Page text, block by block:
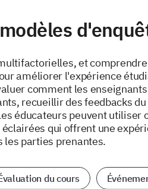
et
améliorer l'expérience
comment les
recueillir des feedbacks
éducateurs peuvent utiliser
qui offrent une
les parties prenantes.
du cours